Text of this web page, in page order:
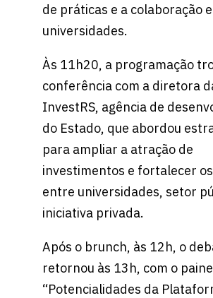
de práticas e a colaboração
universidades.
Às 11h20, a programação
conferência com a diretora
InvestRS, agência de
do Estado, que abordou
para ampliar a atração de
investimentos e fortalecer
entre universidades, setor
iniciativa privada.
Após o brunch, às 12h, o
retornou às 13h, com o
“Potencialidades da